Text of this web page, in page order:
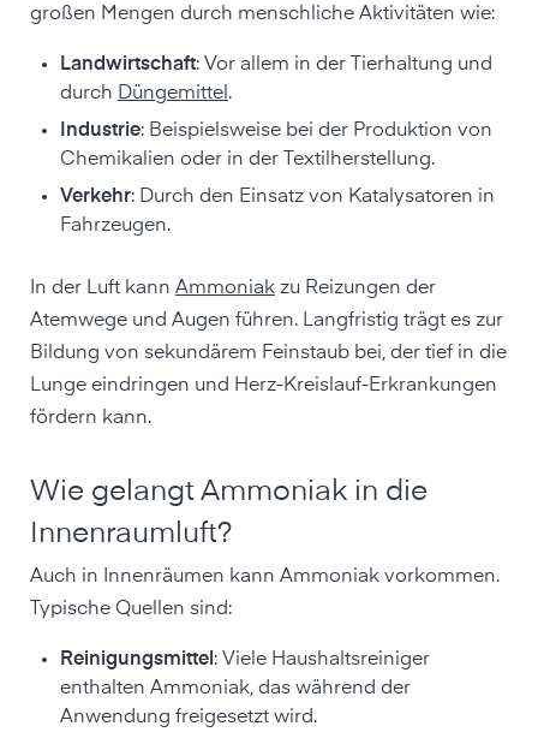
großen Mengen durch menschliche Aktivitäten wie:
Landwirtschaft: Vor allem in der Tierhaltung und
durch Düngemittel .
Industrie: Beispielsweise bei der Produktion von
Chemikalien oder in der Textilherstellung.
Verkehr: Durch den Einsatz von Katalysatoren in
Fahrzeugen.
In der Luft kann Ammoniak zu Reizungen der
Atemwege und Augen führen. Langfristig trägt es zur
Bildung von sekundärem Feinstaub bei, der tief in die
Lunge eindringen und Herz-Kreislauf-Erkrankungen
fördern kann.
Wie gelangt Ammoniak in die
Innenraumluft?
Auch in Innenräumen kann Ammoniak vorkommen.
Typische Quellen sind:
Reinigungsmittel : Viele Haushaltsreiniger
enthalten Ammoniak, das während der
Anwendung freigesetzt wird.